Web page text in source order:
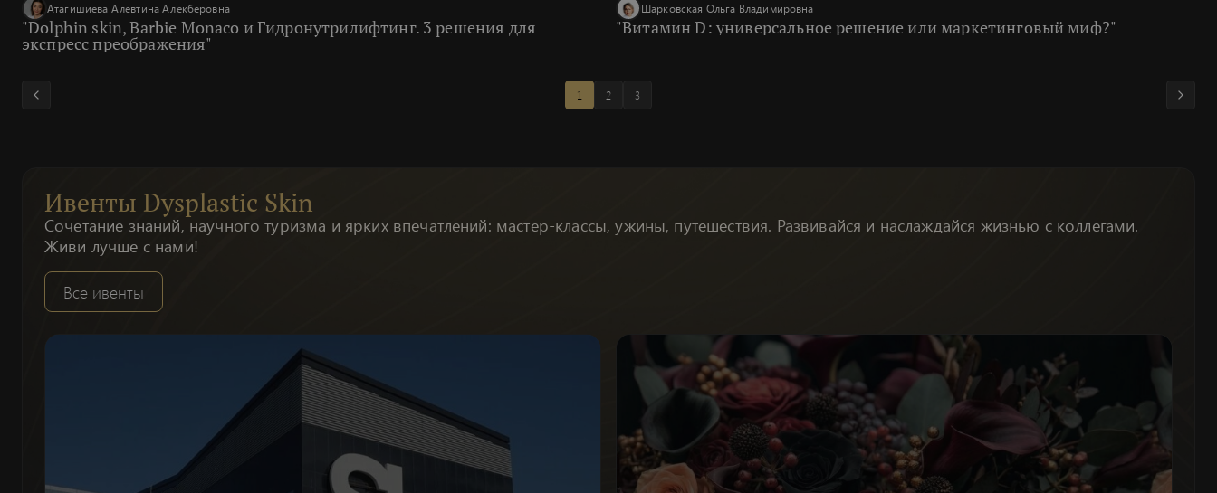
Атагишиева Алевтина Алекберовна
"Dolphin skin, Barbie Monaco и Гидронутрилифтинг. 3 решения для
экспресс преображения"
Шарковская Ольга Владимировна
"Витамин D: универсальное решение или маркетинговый миф?"
1 2 3
Ивенты Dysplastic Skin
Сочетание знаний, научного туризма и ярких впечатлений: мастер-классы, ужины, путешествия. Развивайся и наслаждайся жизнью с коллегами.
Живи лучше с нами!
Все ивенты